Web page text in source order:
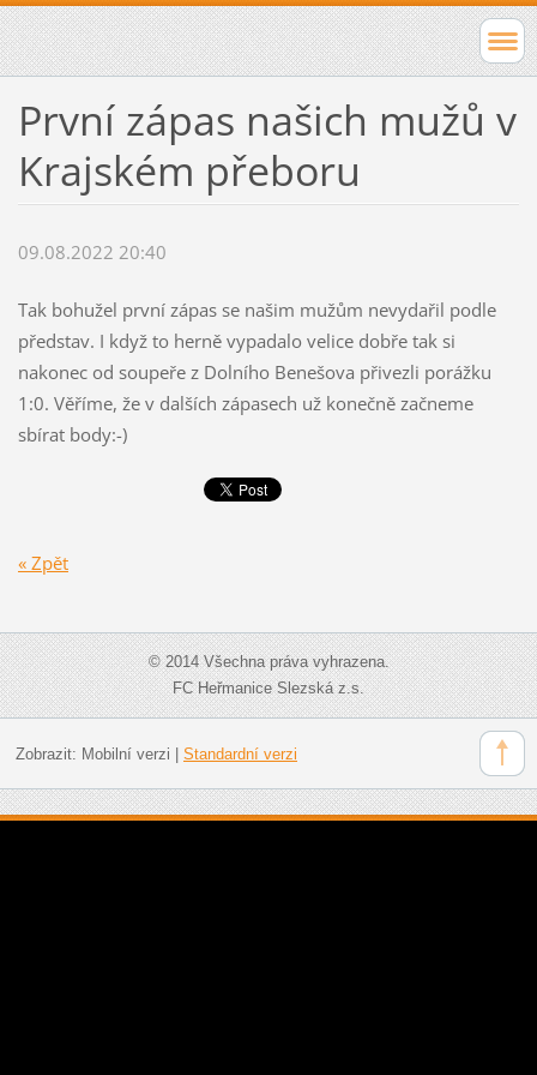
První zápas našich mužů v
Krajském přeboru
09.08.2022 20:40
Tak bohužel první zápas se našim mužům nevydařil podle
představ. I když to herně vypadalo velice dobře tak si
nakonec od soupeře z Dolního Benešova přivezli porážku
1:0. Věříme, že v dalších zápasech už konečně začneme
sbírat body:-)
« Zpět
© 2014 Všechna práva vyhrazena.
FC Heřmanice Slezská z.s.
Zobrazit: Mobilní verzi Standardní verzi